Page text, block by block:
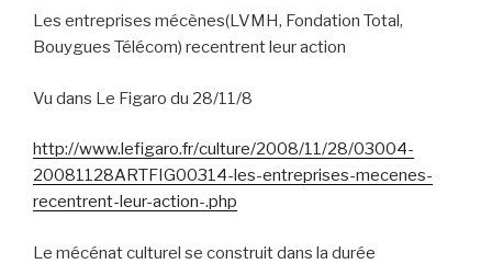
Les entreprises mécènes(LVMH, Fondation Total,
Bouygues Télécom) recentrent leur action
Vu dans Le Figaro du 28/11/8
http://www.lefigaro.fr/culture/2008/11/28/03004-
20081128ARTFIG00314-les-entreprises-mecenes-
recentrent-leur-action-.php
Le mécénat culturel se construit dans la durée